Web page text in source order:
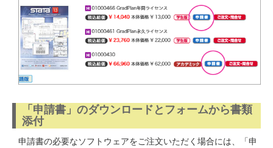
「申請書」のダウンロードとフォームから書類
添付
申請書の必要なソフトウェアをご注文いただく場合には、「申